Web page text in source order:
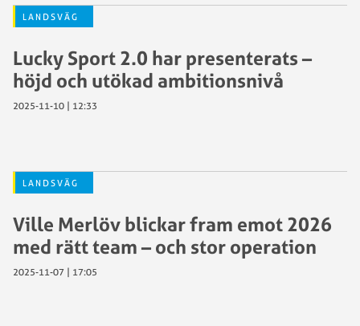
LANDSVÄG
Lucky Sport 2.0 har presenterats –
höjd och utökad ambitionsnivå
2025-11-10 | 12:33
LANDSVÄG
Ville Merlöv blickar fram emot 2026
med rätt team – och stor operation
2025-11-07 | 17:05